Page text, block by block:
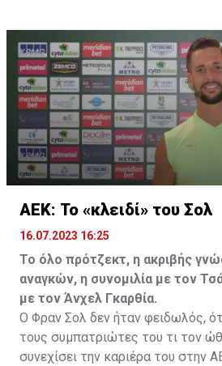
μετακίνησή του, αλλά ο παίκτης
να λύσει το συμβόλαιό του, ώστε
ελεύθερα σε οποιαδήποτε νέα
καλοκαίρι.
ΑΕΚ: Το «κλειδί» του Σολ
16.07.2023 16:25
Το όλο πρότζεκτ, η ακριβής
αναγκών, η συνομιλία με τον
με τον Άνχελ Γκαρθία.
Ο Φραν Σολ δεν ήταν φειδωλός,
τους συμπατριώτες του τι τον
συνεχίσει την καριέρα του στην